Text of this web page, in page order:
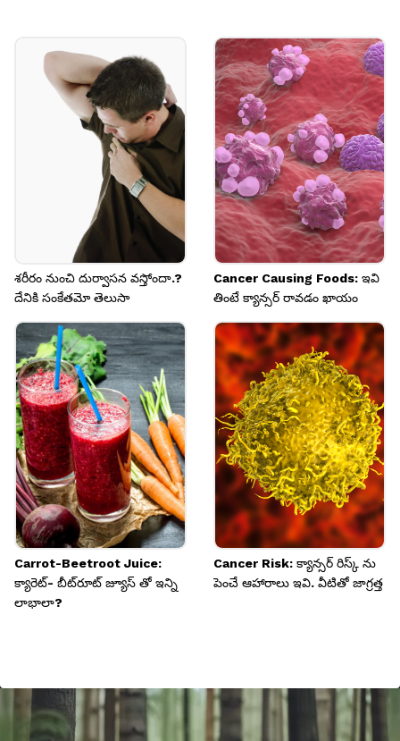
పైన తెలిపిన విషయాలు కేవలం ప్రాథమిక సమాచారం మేరకు
మాత్రమే. ఆరోగ్యానికి సంబంధించి వైద్యుల సూచనలే
పాటించాలి.
Image credits: our own
శరీరం నుంచి దుర్వాసన వస్తోందా.?
దేనికి సంకేతమో తెలుసా
Cancer Causing Foods: ఇవి
తింటే క్యాన్సర్ రావడం ఖాయం
Carrot-Beetroot Juice:
క్యారెట్- బీట్‌రూట్ జ్యూస్ తో ఇన్ని
లాభాలా?
Cancer Risk: క్యాన్సర్ రిస్క్ ను
పెంచే ఆహారాలు ఇవి. వీటితో జాగ్రత్త